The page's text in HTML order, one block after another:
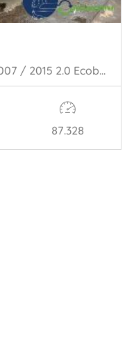
Mondeo IV Wagon, Combi, 2007 / 2015 2.0 Ecoboost SCTi 16V
87.328